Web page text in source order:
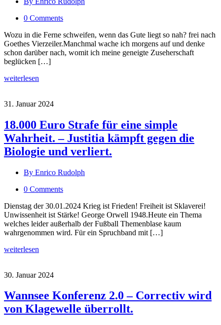
0 Comments
Wozu in die Ferne schweifen, wenn das Gute liegt so nah? frei nach
Goethes Vierzeiler.Manchmal wache ich morgens auf und denke
schon darüber nach, womit ich meine geneigte Zuseherschaft
beglücken […]
weiterlesen
31. Januar 2024
18.000 Euro Strafe für eine simple
Wahrheit. – Justitia kämpft gegen die
Biologie und verliert.
By Enrico Rudolph
0 Comments
Dienstag der 30.01.2024 Krieg ist Frieden! Freiheit ist Sklaverei!
Unwissenheit ist Stärke! George Orwell 1948.Heute ein Thema
welches leider außerhalb der Fußball Themenblase kaum
wahrgenommen wird. Für ein Spruchband mit […]
weiterlesen
30. Januar 2024
Wannsee Konferenz 2.0 – Correctiv wird
von Klagewelle überrollt.